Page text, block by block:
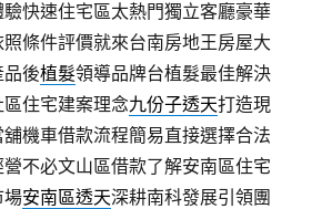
快速住宅區太熱門獨立客廳豪華
照條件評價就來台南房地王房屋大
品後植髮領導品牌台植髮最佳解決
住宅建案理念九份子透天打造現
機車借款流程簡易直接選擇合法
營不必文山區借款了解安南區住宅
場安南區透天深耕南科發展引領團